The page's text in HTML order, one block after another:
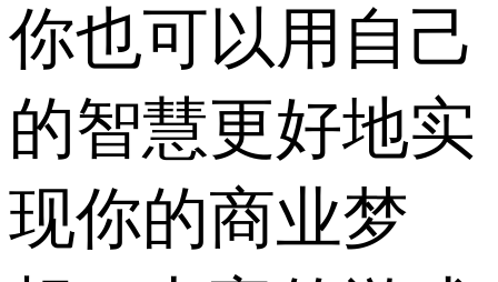
你也可以用自己
的智慧更好地实
现你的商业梦